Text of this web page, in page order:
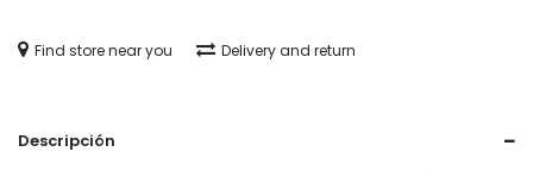
Find store near you Delivery and return
Descripción